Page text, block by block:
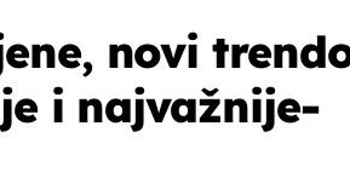
novi
i najvažnije-